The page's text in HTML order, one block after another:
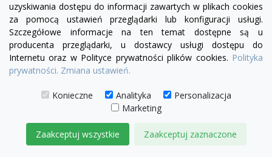
uzyskiwania dostępu do informacji zawartych w plikach cookies
za pomocą ustawień przeglądarki lub konfiguracji usługi.
Szczegółowe informacje na ten temat dostępne są u
producenta przeglądarki, u dostawcy usługi dostępu do
Internetu oraz w Polityce prywatności plików cookies. Polityka
prywatności. Zmiana ustawień.
Konieczne Analityka
Personalizacja
Marketing
Zaakceptuj wszystkie Zaakceptuj zaznaczone